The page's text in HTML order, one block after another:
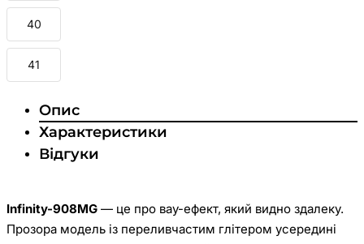
40
41
Опис
Характеристики
Відгуки
Infinity-908MG — це про вау-ефект, який видно здалеку.
Прозора модель із переливчастим глітером усередині